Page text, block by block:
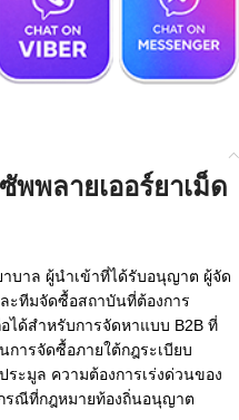
พลายเออร์ยาเม็ด
บาล ผู้นำเข้าที่ได้รับอนุญาต ผู้จัด
ะทีมจัดซื้อสถาบันที่ต้องการ
ได้สำหรับการจัดหาแบบ B2B ที่
ารจัดซื้อภายใต้กฎระเบียบ
ะมูล ความต้องการเร่งด่วนของ
รณีที่กฎหมายท้องถิ่นอนุญาต